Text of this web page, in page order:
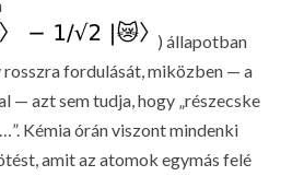
) állapotban
rosszra fordulását, miközben — a
— azt sem tudja, hogy „részecske
Kémia órán viszont mindenki
amit az atomok egymás felé